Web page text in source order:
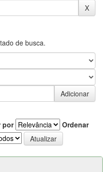
de busca.
por
Ordenar